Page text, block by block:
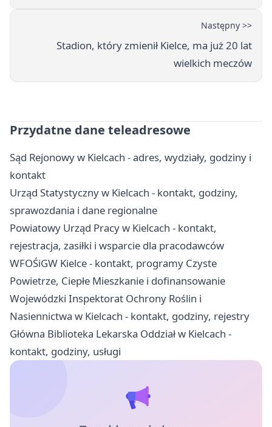
Następny >>
Stadion, który zmienił Kielce, ma już 20 lat
wielkich meczów
Przydatne dane teleadresowe
Sąd Rejonowy w Kielcach - adres, wydziały, godziny i
kontakt
Urząd Statystyczny w Kielcach - kontakt, godziny,
sprawozdania i dane regionalne
Powiatowy Urząd Pracy w Kielcach - kontakt,
rejestracja, zasiłki i wsparcie dla pracodawców
WFOŚiGW Kielce - kontakt, programy Czyste
Powietrze, Ciepłe Mieszkanie i dofinansowanie
Wojewódzki Inspektorat Ochrony Roślin i
Nasiennictwa w Kielcach - kontakt, godziny, rejestry
Główna Biblioteka Lekarska Oddział w Kielcach -
kontakt, godziny, usługi